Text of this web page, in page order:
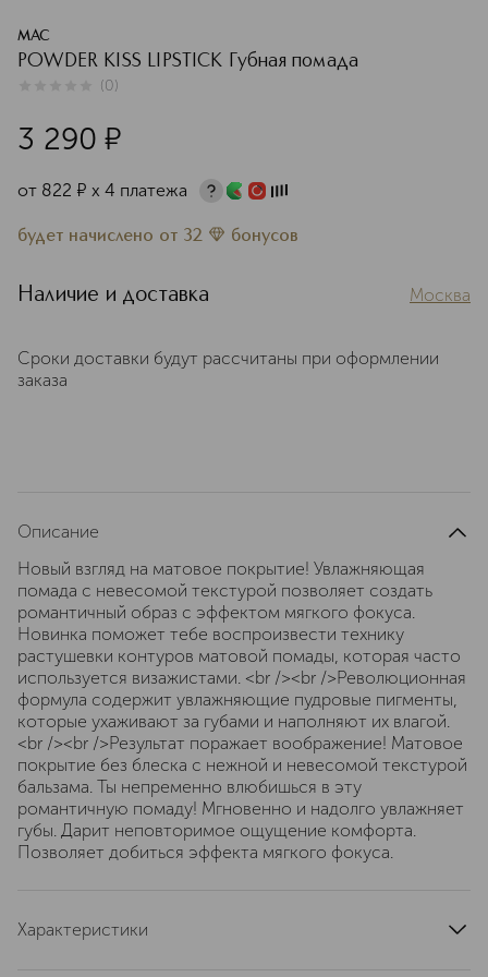
MAC
POWDER KISS LIPSTICK Губная помада
(0)
3 290 ¤
от 822 ¤ х 4 платежа
будет начислено от 32 бонусов
Наличие и доставка Москва
Сроки доставки будут рассчитаны при оформлении
заказа
Описание
Новый взгляд на матовое покрытие! Увлажняющая
помада с невесомой текстурой позволяет создать
романтичный образ с эффектом мягкого фокуса.
Новинка поможет тебе воспроизвести технику
растушевки контуров матовой помады, которая часто
используется визажистами. <br /><br />Революционная
формула содержит увлажняющие пудровые пигменты,
которые ухаживают за губами и наполняют их влагой.
<br /><br />Результат поражает воображение! Матовое
покрытие без блеска с нежной и невесомой текстурой
бальзама. Ты непременно влюбишься в эту
романтичную помаду! Мгновенно и надолго увлажняет
губы. Дарит неповторимое ощущение комфорта.
Позволяет добиться эффекта мягкого фокуса.
Характеристики